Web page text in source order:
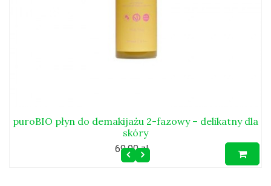
puroBIO płyn do demakijażu 2-fazowy – delikatny dla
skóry
69,90 zł